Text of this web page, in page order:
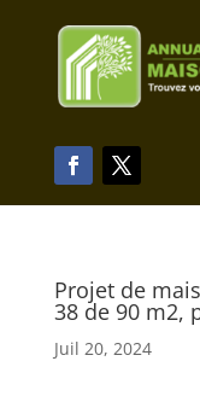
Projet de
38 de 90 m2,
Juil 20, 2024